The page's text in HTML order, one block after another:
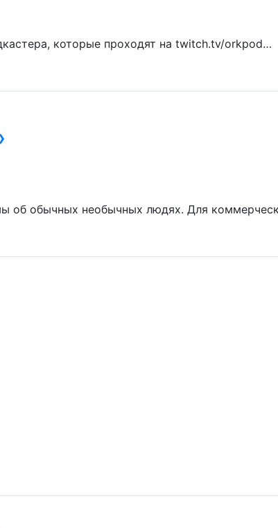
которые проходят на twitch.tv/orkpod…
об обычных необычных людях. Для